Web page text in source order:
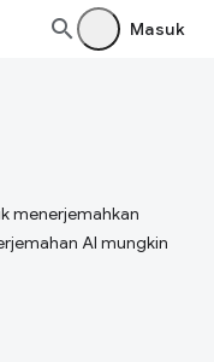
Masuk
menerjemahkan
AI mungkin